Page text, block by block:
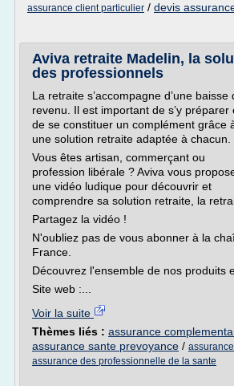
assurance client particulier / devis
Aviva retraite Madelin, la
des professionnels
La retraite s’accompagne d’une baisse
revenu. Il est important de s’y préparer
de se constituer un complément grâce
une solution retraite adaptée à chacun.
Vous êtes artisan, commerçant ou
profession libérale ? Aviva vous
une vidéo ludique pour découvrir et
comprendre sa solution retraite, la
Partagez la vidéo !
N'oubliez pas de vous abonner à la
France.
Découvrez l'ensemble de nos produits
Site web :...
Voir la suite
Thèmes liés : assurance
assurance sante prevoyance /
assurance des professionnelle de la sante